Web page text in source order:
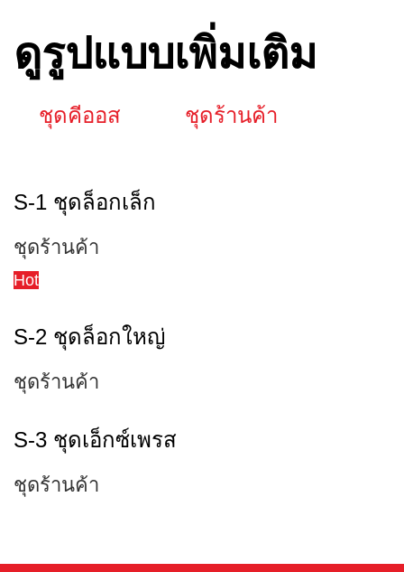
ดูรูปแบบเพิ่มเติม
ชุดคีออส ชุดร้านค้า
S-1 ชุดล็อกเล็ก
ชุดร้านค้า
Hot
S-2 ชุดล็อกใหญ่
ชุดร้านค้า
S-3 ชุดเอ็กซ์เพรส
ชุดร้านค้า